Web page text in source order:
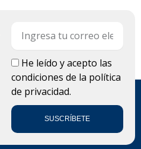
LOPDHe leído y acepto las
condiciones de la política
de privacidad.
SUSCRÍBETE